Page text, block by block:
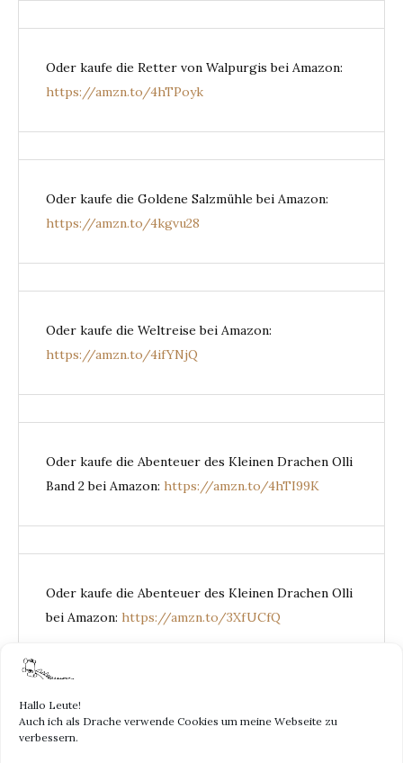
Hallo Leute!
Auch ich als Drache verwende Cookies um meine Webseite zu
verbessern.
Oder kaufe die Retter von Walpurgis bei Amazon:
https://amzn.to/4hTPoyk
Oder kaufe die Goldene Salzmühle bei Amazon:
https://amzn.to/4kgvu28
Oder kaufe die Weltreise bei Amazon:
https://amzn.to/4ifYNjQ
Oder kaufe die Abenteuer des Kleinen Drachen Olli
Band 2 bei Amazon: https://amzn.to/4hTI99K
Oder kaufe die Abenteuer des Kleinen Drachen Olli
bei Amazon: https://amzn.to/3XfUCfQ